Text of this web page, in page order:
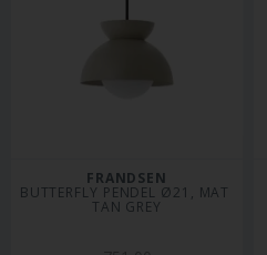
FRANDSEN
BUTTERFLY PENDEL Ø21, MAT
TAN GREY